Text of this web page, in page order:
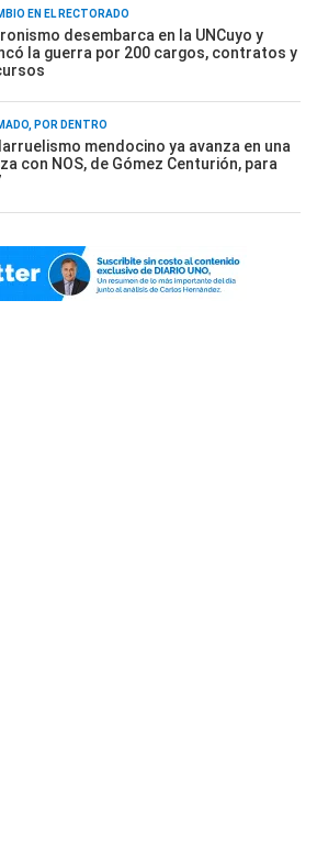
EN EL RECTORADO
desembarca en la UNCuyo y
la guerra por 200 cargos, contratos y
POR DENTRO
mendocino ya avanza en una
con NOS, de Gómez Centurión, para